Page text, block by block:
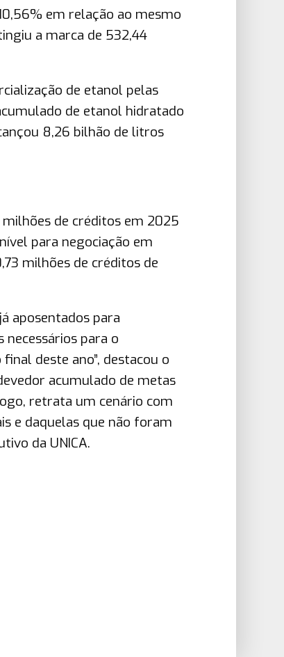
em relação ao mesmo
a marca de 532,44
de etanol pelas
de etanol hidratado
8,26 bilhão de litros
milhões de créditos em 2025
para negociação em
milhões de créditos de
aposentados para
para o
deste ano”, destacou o
acumulado de metas
retrata um cenário com
e daquelas que não foram
da UNICA.